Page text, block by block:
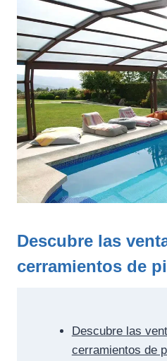
Descubre las
cerramientos de
Descubre las
cerramientos de